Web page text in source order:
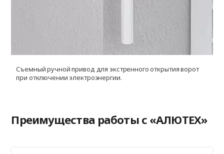
Съемный ручной привод для экстренного открытия ворот
при отключении электроэнергии.
Преимущества работы с «АЛЮТЕХ»